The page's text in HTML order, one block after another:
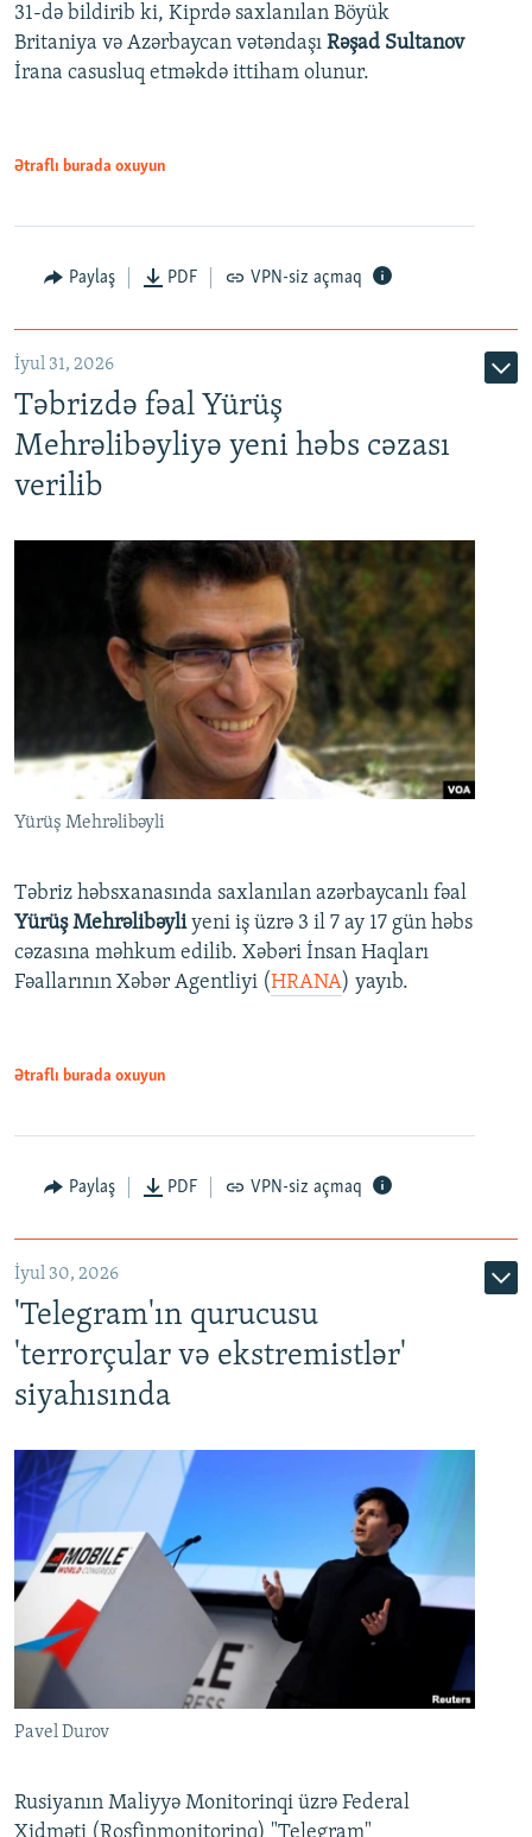
31-də bildirib ki, Kiprdə saxlanılan Böyük
Britaniya və Azərbaycan vətəndaşı Rəşad Sultanov
İrana casusluq etməkdə ittiham olunur.
Ətraflı burada oxuyun
Paylaş PDF VPN-siz açmaq
İyul 31, 2026
Təbrizdə fəal Yürüş
Mehrəlibəyliyə yeni həbs cəzası
verilib
Yürüş Mehrəlibəyli
Təbriz həbsxanasında saxlanılan azərbaycanlı fəal
Yürüş Mehrəlibəyliyeni iş üzrə 3 il 7 ay 17 gün həbs
cəzasına məhkum edilib. Xəbəri İnsan Haqları
Fəallarının Xəbər Agentliyi (HRANA) yayıb.
Ətraflı burada oxuyun
Paylaş PDF VPN-siz açmaq
İyul 30, 2026
'Telegram'ın qurucusu
'terrorçular və ekstremistlər'
siyahısında
Pavel Durov
Rusiyanın Maliyyə Monitorinqi üzrə Federal